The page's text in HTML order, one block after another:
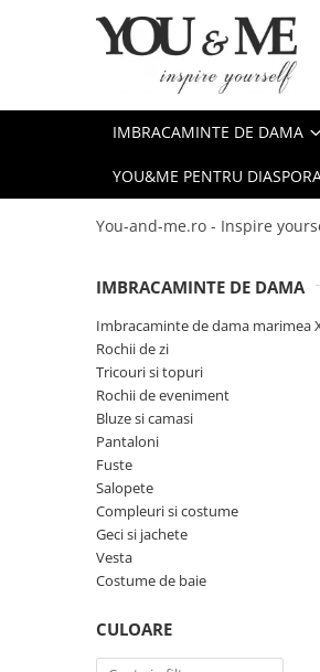
Imbracaminte de dama
Geci si jachete
Rochii de zi
Compleuri si costume
Tricouri si topuri
Costume de baie
Accesorii de dama
Coliere si brose
IMBRACAMINTE DE DAMA
YOU&ME PENTRU
You-and-me.ro - Inspire
IMBRACAMINTE DE DAMA
Imbracaminte de dama marimea
Rochii de zi
Tricouri si topuri
Rochii de eveniment
Bluze si camasi
Pantaloni
Fuste
Salopete
Compleuri si costume
Geci si jachete
Vesta
Costume de baie
CULOARE